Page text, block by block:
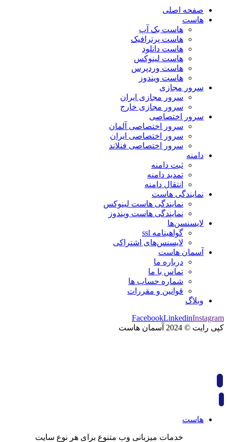
صفحه اصلی
هاست
هاست بک آپ
هاست پرترافیک
هاست دانلود
هاست لینوکس
هاست وردپرس
هاست ویندوز
سرور مجازی
سرور مجازی ایران
سرور مجازی خارج
سرور اختصاصی
سرور اختصاصی آلمان
سرور اختصاصی ایران
سرور اختصاصی فنلاند
دامنه
ثبت دامنه
تمدید دامنه
انتقال دامنه
نمایندگی هاست
نمایندگی هاست لینوکس
نمایندگی هاست ویندوز
لایسنسن‌ها
گواهینامه ssl
لایسنس‌های اشتراکی
آسمان هاست
درباره ما
تماس با ما
شماره حساب ها
قوانین و مقررات
وبلاگ
FacebookLinkedinInstagram
کپی رایت © 2024 آسمان هاست
هاست
خدمات میزبانی وب متنوع برای هر نوع سایت